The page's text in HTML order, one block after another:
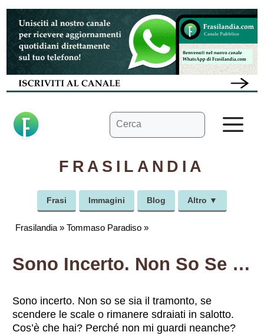
Vai
contenuto
Ricerca
per:
FRASILANDIA
Frasi Immagini Blog Altro ▼
Frasilandia »Tommaso Paradiso »
Sono Incerto. Non So Se Sia Il Tramonto, Se Scendere Le Scale O Rimanere Sdraiati In Salotto. Cos’è Che Hai? Perché Non Mi Guardi Neanche?
Sono incerto. Non so se sia il tramonto, se
scendere le scale o rimanere sdraiati in salotto.
Cos’è che hai? Perché non mi guardi neanche?